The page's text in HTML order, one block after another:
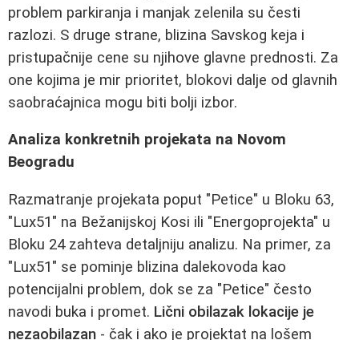
problem parkiranja i manjak zelenila su česti
razlozi. S druge strane, blizina Savskog keja i
pristupačnije cene su njihove glavne prednosti. Za
one kojima je mir prioritet, blokovi dalje od glavnih
saobraćajnica mogu biti bolji izbor.
Analiza konkretnih projekata na Novom
Beogradu
Razmatranje projekata poput "Petice" u Bloku 63,
"Lux51" na Bežanijskoj Kosi ili "Energoprojekta" u
Bloku 24 zahteva detaljniju analizu. Na primer, za
"Lux51" se pominje blizina dalekovoda kao
potencijalni problem, dok se za "Petice" često
navodi buka i promet. Lični obilazak lokacije je
nezaobilazan - čak i ako je projektat na lošem